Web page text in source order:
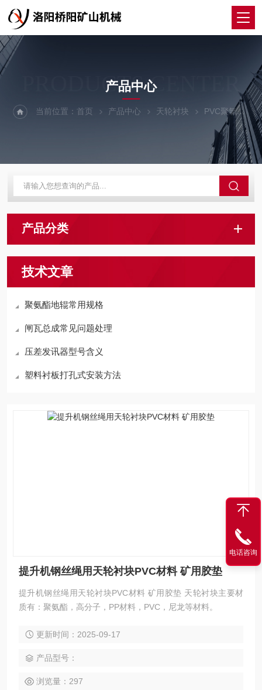
PRODUCTS CENTER
产品中心
当前位置：首页 产品中心 天轮衬块 PVC聚氯乙烯天轮衬块
产品分类
技术文章
聚氨酯地辊常用规格
闸瓦总成常见问题处理
压差发讯器型号含义
塑料衬板打孔式安装方法
提升机钢丝绳用天轮衬块PVC材料 矿用胶垫
提升机钢丝绳用天轮衬块PVC材料 矿用胶垫 天轮衬块主要材
质有：聚氨酯，高分子，PP材料，PVC，尼龙等材料。
更新时间：2025-09-17
产品型号：
浏览量：297
电话咨询